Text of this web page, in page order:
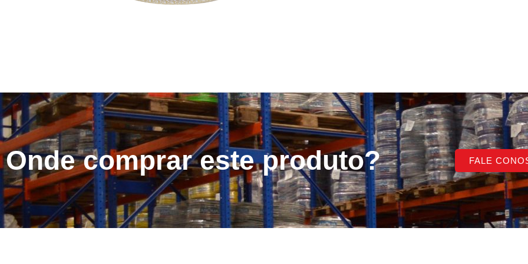
Onde comprar este produto? FALE